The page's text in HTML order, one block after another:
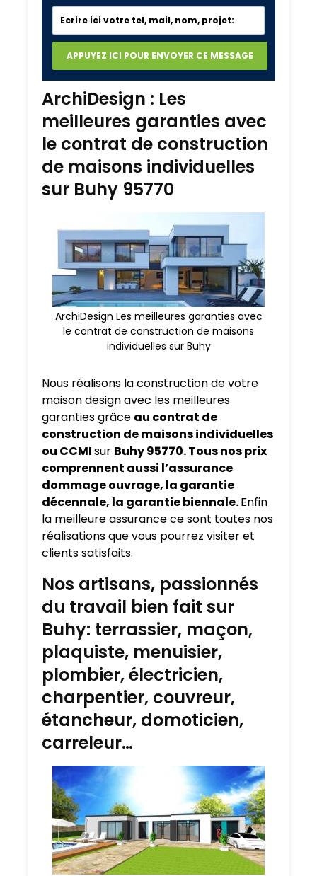
ArchiDesign : Les
meilleures garanties avec
le contrat de construction
de maisons individuelles
sur Buhy 95770
ArchiDesign Les meilleures garanties avec
le contrat de construction de maisons
individuelles sur Buhy
Nous réalisons la construction de votre
maison design avec les meilleures
garanties grâce au contrat de
construction de maisons individuelles
ou CCMIsur Buhy 95770. Tous nos prix
comprennent aussi l’assurance
dommage ouvrage, la garantie
décennale, la garantie biennale.Enfin
la meilleure assurance ce sont toutes nos
réalisations que vous pourrez visiter et
clients satisfaits.
Nos artisans, passionnés
du travail bien fait sur
Buhy: terrassier, maçon,
plaquiste, menuisier,
plombier, électricien,
charpentier, couvreur,
étancheur, domoticien,
carreleur…